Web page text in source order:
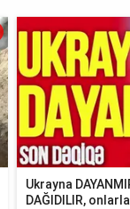
Ukrayna
DAĞIDILIR,